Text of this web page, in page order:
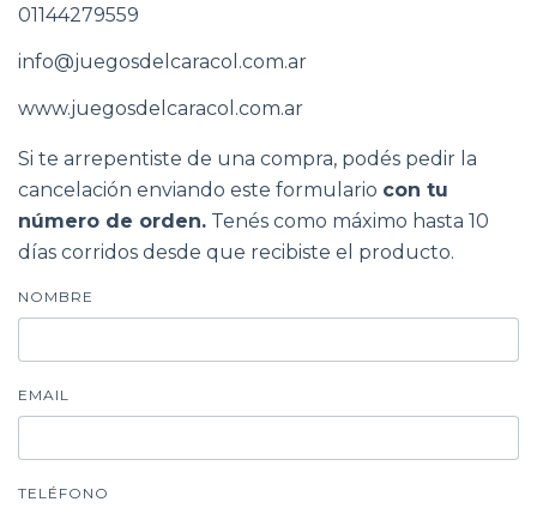
01144279559
info@juegosdelcaracol.com.ar
www.juegosdelcaracol.com.ar
Si te arrepentiste de una compra, podés pedir la
cancelación enviando este formulario con tu
número de orden. Tenés como máximo hasta 10
días corridos desde que recibiste el producto.
NOMBRE
EMAIL
TELÉFONO